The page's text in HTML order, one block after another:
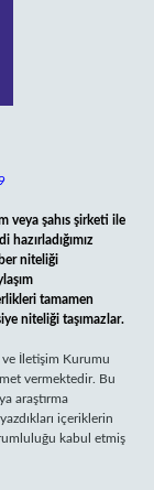
veya şahıs şirketi ile
hazırladığımız
niteliği
tamamen
niteliği taşımazlar.
ve İletişim Kurumu
vermektedir. Bu
araştırma
içeriklerin
kabul etmiş